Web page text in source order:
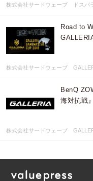
株式会社サードウェーブ ドスパ
Road to
株式会社サードウェーブ
BenQ
海対抗戦
株式会社サードウェーブ